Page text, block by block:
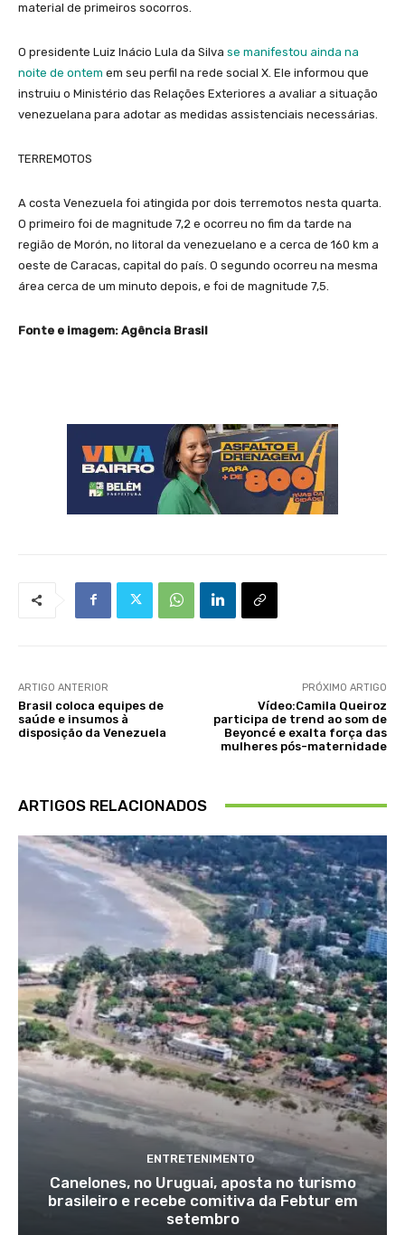
material de primeiros socorros.
O presidente Luiz Inácio Lula da Silva se manifestou ainda na
noite de ontem em seu perfil na rede social X. Ele informou que
instruiu o Ministério das Relações Exteriores a avaliar a situação
venezuelana para adotar as medidas assistenciais necessárias.
TERREMOTOS
A costa Venezuela foi atingida por dois terremotos nesta quarta.
O primeiro foi de magnitude 7,2 e ocorreu no fim da tarde na
região de Morón, no litoral da venezuelano e a cerca de 160 km a
oeste de Caracas, capital do país. O segundo ocorreu na mesma
área cerca de um minuto depois, e foi de magnitude 7,5.
Fonte e imagem: Agência Brasil
ARTIGO ANTERIOR
Brasil coloca equipes de
saúde e insumos à
disposição da Venezuela
PRÓXIMO ARTIGO
Vídeo:Camila Queiroz
participa de trend ao som de
Beyoncé e exalta força das
mulheres pós-maternidade
ARTIGOS RELACIONADOS
ENTRETENIMENTO
Canelones, no Uruguai, aposta no turismo
brasileiro e recebe comitiva da Febtur em
setembro